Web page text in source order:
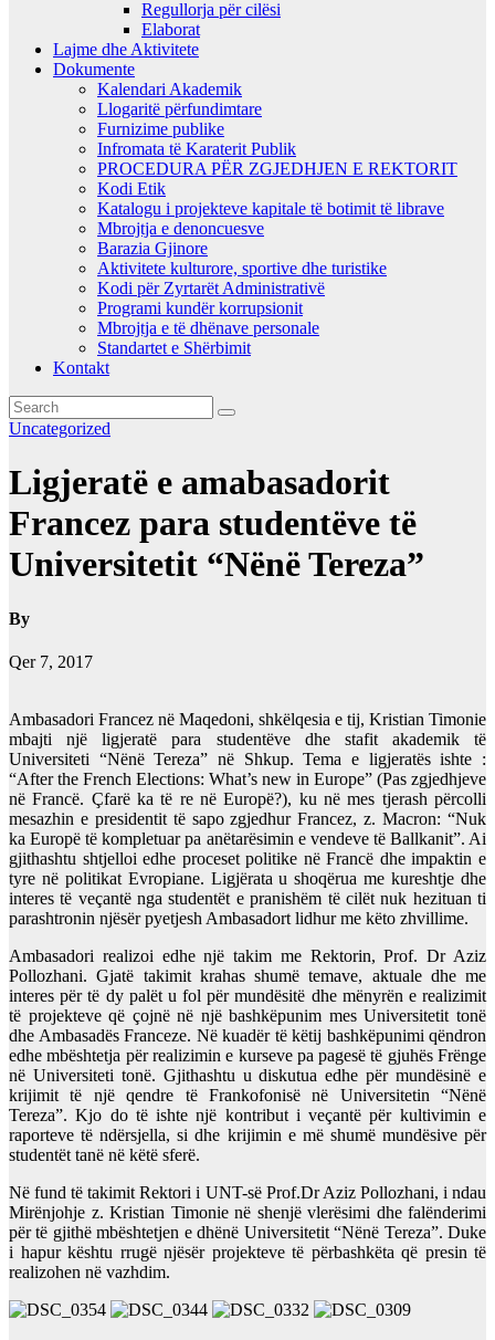
Regullorja për cilësi
Elaborat
Lajme dhe Aktivitete
Dokumente
Kalendari Akademik
Llogaritë përfundimtare
Furnizime publike
Infromata të Karaterit Publik
PROCEDURA PËR ZGJEDHJEN E REKTORIT
Kodi Etik
Katalogu i projekteve kapitale të botimit të librave
Mbrojtja e denoncuesve
Barazia Gjinore
Aktivitete kulturore, sportive dhe turistike
Kodi për Zyrtarët Administrativë
Programi kundër korrupsionit
Mbrojtja e të dhënave personale
Standartet e Shërbimit
Kontakt
Uncategorized
Ligjeratë e amabasadorit
Francez para studentëve të
Universitetit “Nënë Tereza”
By
Qer 7, 2017
Ambasadori Francez në Maqedoni, shkëlqesia e tij, Kristian Timonie
mbajti një ligjeratë para studentëve dhe stafit akademik të
Universiteti “Nënë Tereza” në Shkup. Tema e ligjeratës ishte :
“After the French Elections: What’s new in Europe” (Pas zgjedhjeve
në Francë. Çfarë ka të re në Europë?), ku në mes tjerash përcolli
mesazhin e presidentit të sapo zgjedhur Francez, z. Macron: “Nuk
ka Europë të kompletuar pa anëtarësimin e vendeve të Ballkanit”. Ai
gjithashtu shtjelloi edhe proceset politike në Francë dhe impaktin e
tyre në politikat Evropiane. Ligjërata u shoqërua me kureshtje dhe
interes të veçantë nga studentët e pranishëm të cilët nuk hezituan ti
parashtronin njësër pyetjesh Ambasadort lidhur me këto zhvillime.
Ambasadori realizoi edhe një takim me Rektorin, Prof. Dr Aziz
Pollozhani. Gjatë takimit krahas shumë temave, aktuale dhe me
interes për të dy palët u fol për mundësitë dhe mënyrën e realizimit
të projekteve që çojnë në një bashkëpunim mes Universitetit tonë
dhe Ambasadës Franceze. Në kuadër të këtij bashkëpunimi qëndron
edhe mbështetja për realizimin e kurseve pa pagesë të gjuhës Frënge
në Universiteti tonë. Gjithashtu u diskutua edhe për mundësinë e
krijimit të një qendre të Frankofonisë në Universitetin “Nënë
Tereza”. Kjo do të ishte një kontribut i veçantë për kultivimin e
raporteve të ndërsjella, si dhe krijimin e më shumë mundësive për
studentët tanë në këtë sferë.
Në fund të takimit Rektori i UNT-së Prof.Dr Aziz Pollozhani, i ndau
Mirënjohje z. Kristian Timonie në shenjë vlerësimi dhe falënderimi
për të gjithë mbështetjen e dhënë Universitetit “Nënë Tereza”. Duke
i hapur kështu rrugë njësër projekteve të përbashkëta që presin të
realizohen në vazhdim.